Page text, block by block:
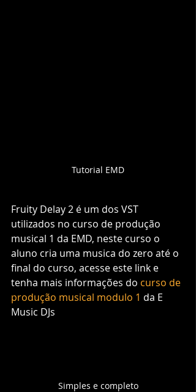
Tutorial EMD
Fruity Delay 2 é um dos VST
utilizados no curso de produção
musical 1 da EMD, neste curso o
aluno cria uma musica do zero até o
final do curso, acesse este link e
tenha mais informações do curso de
produção musical modulo 1 da E
Music DJs
Simples e completo